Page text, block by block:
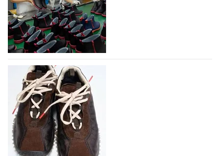
Российский маркетплейс Lamoda решил обновить
раздел для продажи продукции локальных
дизайнерских марок одежды, обуви и аксессуаров.
Бренды также получат маркетинговую…
06.08.2026 505
Объем мирового производства обуви в
2025 году практически не увеличился
В 2025 году мировое производство обуви
практически не изменилось, зафиксировав
незначительный рост на 0,1% до 24,6 млрд пар, -
данные опубликованы в аналитическом вестнике